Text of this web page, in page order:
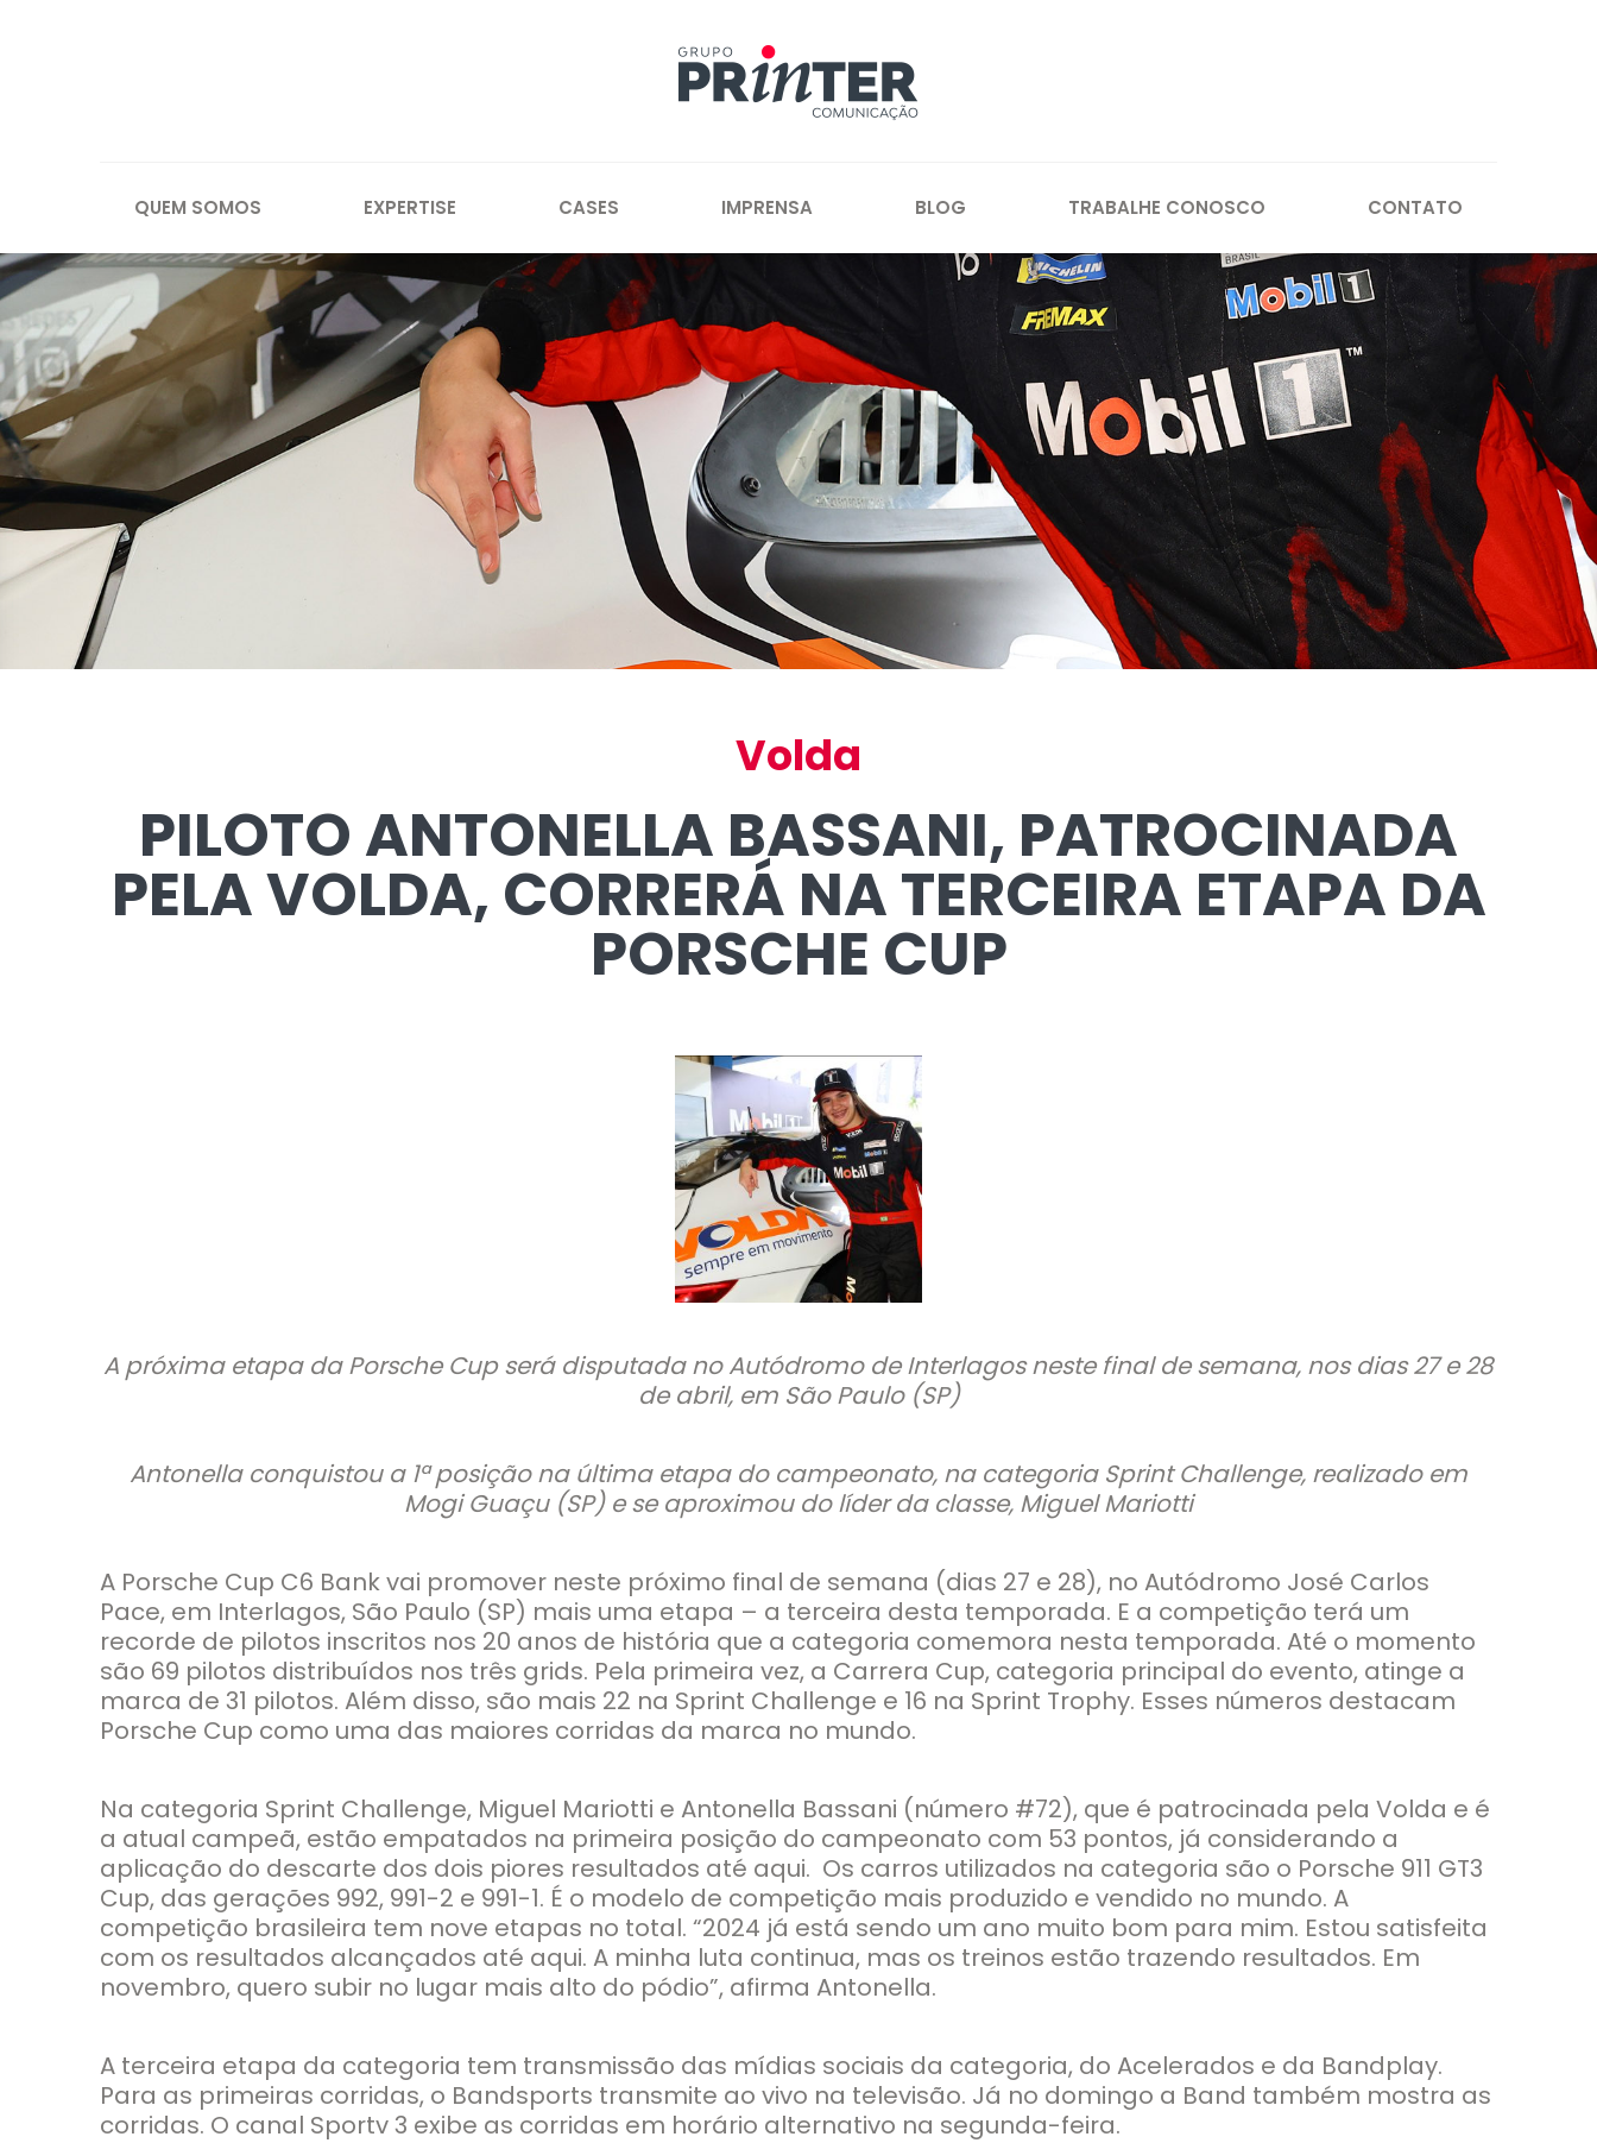
QUEM SOMOS EXPERTISE CASES IMPRENSA BLOG TRABALHE CONOSCO CONTATO
Volda
PILOTO ANTONELLA BASSANI, PATROCINADA
PELA VOLDA, CORRERÁ NA TERCEIRA ETAPA DA
PORSCHE CUP
A próxima etapa da Porsche Cup será disputada no Autódromo de Interlagos neste final de semana, nos dias 27 e 28
de abril, em São Paulo (SP)
Antonella conquistou a 1ª posição na última etapa do campeonato, na categoria Sprint Challenge, realizado em
Mogi Guaçu (SP) e se aproximou do líder da classe, Miguel Mariotti
A Porsche Cup C6 Bank vai promover neste próximo final de semana (dias 27 e 28), no Autódromo José Carlos
Pace, em Interlagos, São Paulo (SP) mais uma etapa – a terceira desta temporada. E a competição terá um
recorde de pilotos inscritos nos 20 anos de história que a categoria comemora nesta temporada. Até o momento
são 69 pilotos distribuídos nos três grids. Pela primeira vez, a Carrera Cup, categoria principal do evento, atinge a
marca de 31 pilotos. Além disso, são mais 22 na Sprint Challenge e 16 na Sprint Trophy. Esses números destacam
Porsche Cup como uma das maiores corridas da marca no mundo.
Na categoria Sprint Challenge, Miguel Mariotti e Antonella Bassani (número #72), que é patrocinada pela Volda e é
a atual campeã, estão empatados na primeira posição do campeonato com 53 pontos, já considerando a
aplicação do descarte dos dois piores resultados até aqui. Os carros utilizados na categoria são o Porsche 911 GT3
Cup, das gerações 992, 991-2 e 991-1. É o modelo de competição mais produzido e vendido no mundo. A
competição brasileira tem nove etapas no total. “2024 já está sendo um ano muito bom para mim. Estou satisfeita
com os resultados alcançados até aqui. A minha luta continua, mas os treinos estão trazendo resultados. Em
novembro, quero subir no lugar mais alto do pódio”, afirma Antonella.
A terceira etapa da categoria tem transmissão das mídias sociais da categoria, do Acelerados e da Bandplay.
Para as primeiras corridas, o Bandsports transmite ao vivo na televisão. Já no domingo a Band também mostra as
corridas. O canal Sportv 3 exibe as corridas em horário alternativo na segunda-feira.